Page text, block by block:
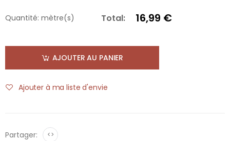
Quantité: mètre(s) Total: 16,99 €
AJOUTER AU PANIER
Ajouter à ma liste d'envie
Partager: <>